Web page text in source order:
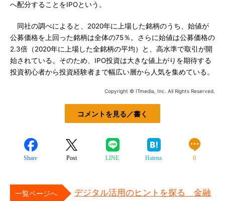
へ配分することをIPOという。
同社の調べによると、2020年に上場した銘柄のうち、始値が
公募価格を上回った銘柄は全体の75％。さらに始値は公募価格の
2.3倍（2020年に上場した全銘柄の平均）と、高水準で取引が開
始されている。そのため、IPO投資は大きな値上がりを期待する
投資初心者から投資経験者まで幅広い層から人気を集めている。
Copyright © ITmedia, Inc. All Rights Reserved.
コメントを見る／書く
Share Post LINE Hatena 0
一覧ページへ
デジタル活用のヒントを探る 金融